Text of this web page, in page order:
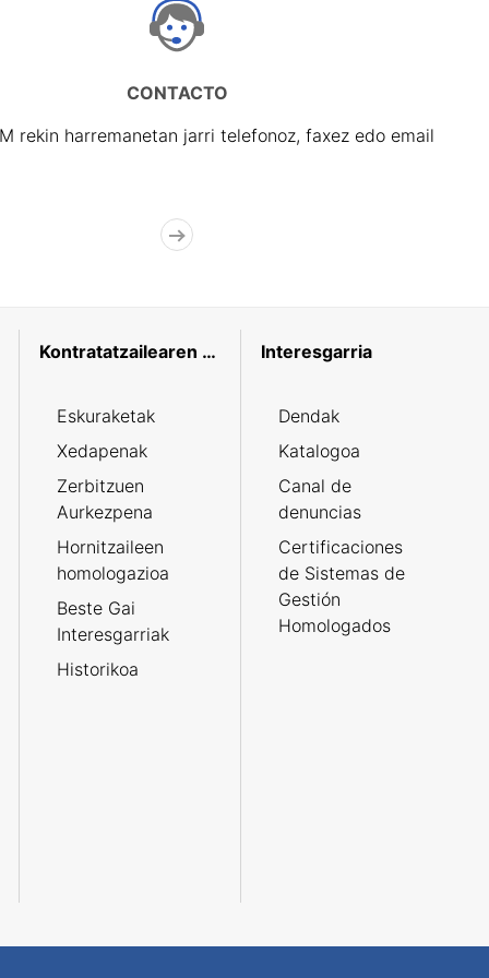
CONTACTO
rekin harremanetan jarri telefonoz, faxez edo email
Kontratatzailearen profila
Eskuraketak
Xedapenak
Zerbitzuen
Aurkezpena
Hornitzaileen
homologazioa
Beste Gai
Interesgarriak
Historikoa
Interesgarria
Dendak
Katalogoa
Canal de
denuncias
Certificaciones
de Sistemas de
Gestión
Homologados